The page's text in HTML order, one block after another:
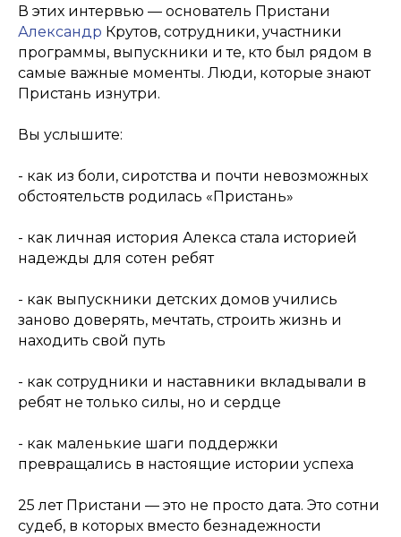
В этих интервью — основатель Пристани
Александр Крутов, сотрудники, участники
программы, выпускники и те, кто был рядом в
самые важные моменты. Люди, которые знают
Пристань изнутри.
Вы услышите:
- как из боли, сиротства и почти невозможных
обстоятельств родилась «Пристань»
- как личная история Алекса стала историей
надежды для сотен ребят
- как выпускники детских домов учились
заново доверять, мечтать, строить жизнь и
находить свой путь
- как сотрудники и наставники вкладывали в
ребят не только силы, но и сердце
- как маленькие шаги поддержки
превращались в настоящие истории успеха
25 лет Пристани — это не просто дата. Это сотни
судеб, в которых вместо безнадежности